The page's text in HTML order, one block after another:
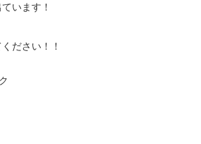
います！
ださい！！